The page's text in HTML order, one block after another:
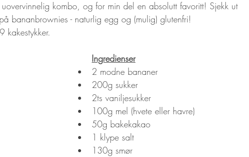
kombo, og for min del en absolutt favoritt! Sjekk ut
bananbrownies - naturlig egg og (mulig) glutenfri!
kakestykker.
Ingredienser
2 modne bananer
200g sukker
2ts vaniljesukker
100g mel (hvete eller havre)
50g bakekakao
1 klype salt
130g smør